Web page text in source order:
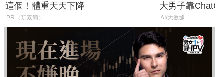
這個！體重天天下降
PR（新素簡）
大男子靠
年家人
AI/大數據